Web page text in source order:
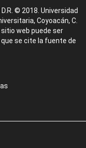
© 2018. Universidad
Coyoacán, C.
sitio web puede ser
se cite la fuente de